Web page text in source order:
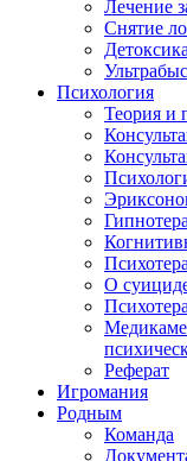
Лечение
Снятие
Психология
Теория и
О
Реферат
Игромания
Родным
Команда